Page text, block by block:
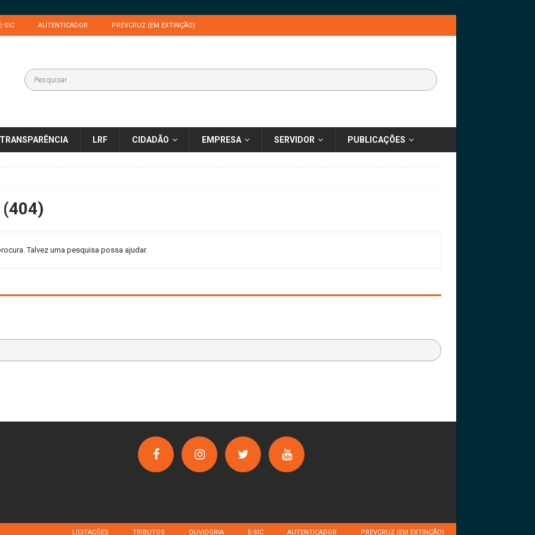
SIC AUTENTICADOR PREVCRUZ (EM EXTINÇÃO)
TRANSPARÊNCIA LRF CIDADÃO EMPRESA SERVIDOR PUBLICAÇÕES
Talvez uma pesquisa possa ajudar.
LICITAÇÕES TRIBUTOS OUVIDORIA E-SIC AUTENTICADOR PREVCRUZ (EM EXTINÇÃO)